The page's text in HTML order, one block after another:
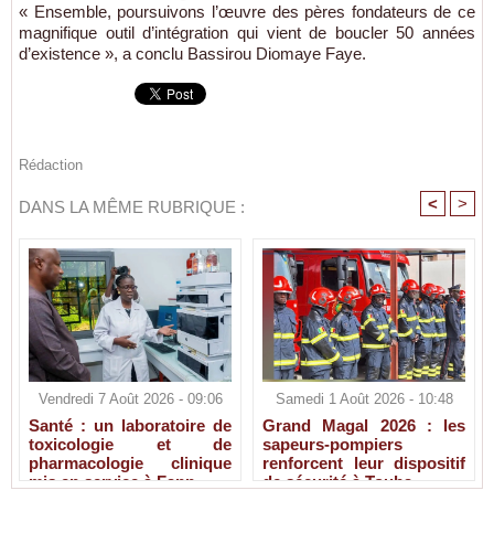
« Ensemble, poursuivons l’œuvre des pères fondateurs de ce
magnifique outil d’intégration qui vient de boucler 50 années
d’existence », a conclu Bassirou Diomaye Faye.
Rédaction
DANS LA MÊME RUBRIQUE : < >
Vendredi 7 Août 2026 - 09:06
Santé : un laboratoire de
toxicologie et de
pharmacologie clinique
mis en service à Fann
Samedi 1 Août 2026 - 10:48
Grand Magal 2026 : les
sapeurs-pompiers
renforcent leur dispositif
de sécurité à Touba